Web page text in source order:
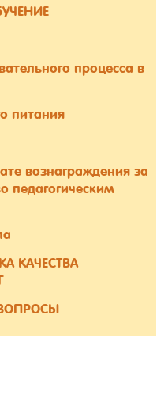
процесса в
питания
вознаграждения за
педагогическим
КАЧЕСТВА